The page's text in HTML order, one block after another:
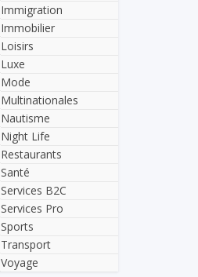
Immigration
Immobilier
Loisirs
Luxe
Mode
Multinationales
Nautisme
Night Life
Restaurants
Santé
Services B2C
Services Pro
Sports
Transport
Voyage